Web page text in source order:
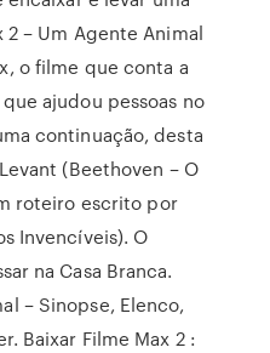
– Um Agente Animal
o filme que conta a
ajudou pessoas no
continuação, desta
(Beethoven – O
roteiro escrito por
Invencíveis). O
na Casa Branca.
– Sinopse, Elenco,
Baixar Filme Max 2 :